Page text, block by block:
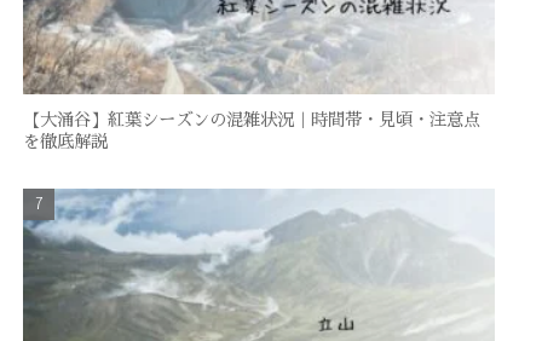
【大涌谷】紅葉シーズンの混雑状況｜時間帯・見頃・注意点
を徹底解説